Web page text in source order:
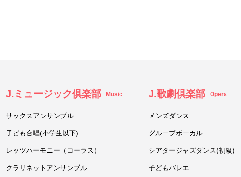
J.ミュージック倶楽部 Music
サックスアンサンブル
子ども合唱(小学生以下)
レッツハーモニー（コーラス）
クラリネットアンサンブル
J.歌劇倶楽部 Opera
メンズダンス
グループボーカル
シアタージャズダンス(初級)
子どもバレエ